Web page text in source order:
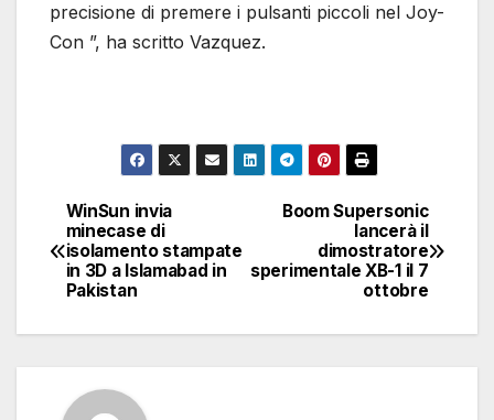
precisione di premere i pulsanti piccoli nel Joy-
Con ”, ha scritto Vazquez.
Navigazione
articoli
Boom Supersonic
lancerà il
dimostratore
sperimentale XB-1 il 7
ottobre
WinSun invia
minecase di
isolamento stampate
in 3D a Islamabad in
Pakistan